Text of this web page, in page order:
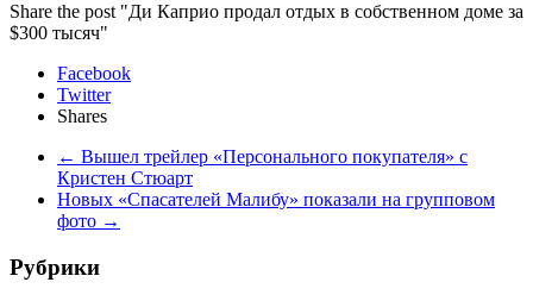
Share the post "Ди Каприо продал отдых в собственном доме за
$300 тысяч"
Facebook
Twitter
Shares
← Вышел трейлер «Персонального покупателя» с
Кристен Стюарт
Новых «Спасателей Малибу» показали на групповом
фото →
Рубрики